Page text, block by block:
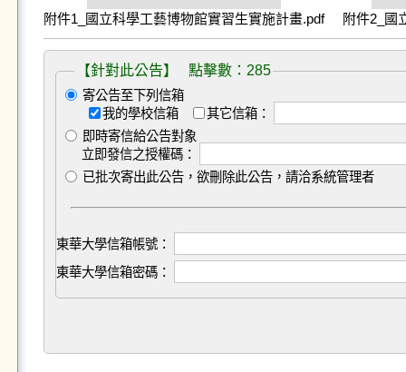
附件1_國立科學工藝博物館實習生實施計畫.pdf 附件2_國
【針對此公告】 點擊數：285
寄公告至下列信箱
我的學校信箱
其它信箱：
即時寄信給公告對象
立即發信之授權碼：
已批次寄出此公告，欲刪除此公告，請洽系統管理者
東華大學信箱帳號：
東華大學信箱密碼：